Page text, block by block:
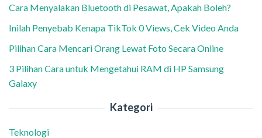
Cara Menyalakan Bluetooth di Pesawat, Apakah Boleh?
Inilah Penyebab Kenapa TikTok 0 Views, Cek Video Anda
Pilihan Cara Mencari Orang Lewat Foto Secara Online
3 Pilihan Cara untuk Mengetahui RAM di HP Samsung
Galaxy
Kategori
Teknologi